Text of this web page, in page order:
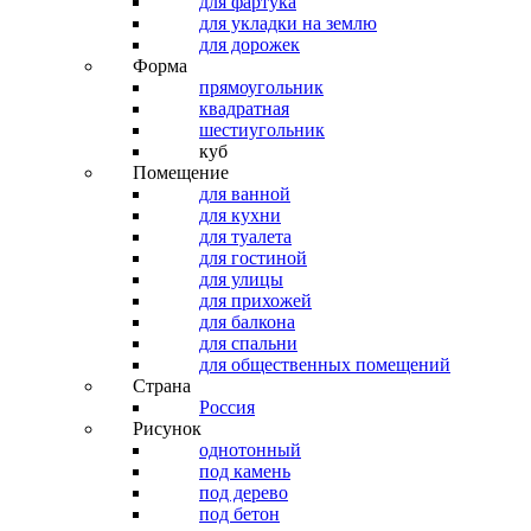
для укладки на землю
для дорожек
Форма
прямоугольник
квадратная
шестиугольник
куб
Помещение
для ванной
для кухни
для туалета
для гостиной
для улицы
для прихожей
для балкона
для спальни
для общественных помещений
Страна
Россия
Рисунок
однотонный
под камень
под дерево
под бетон